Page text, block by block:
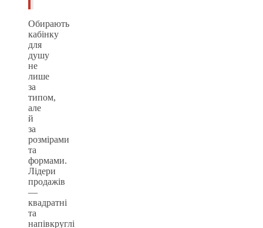
Обирають
кабінку
для
душу
не
лише
за
типом,
але
й
за
розмірами
та
формами.
Лідери
продажів
—
квадратні
та
напівкруглі